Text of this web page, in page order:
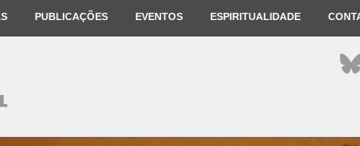
PUBLICAÇÕES EVENTOS ESPIRITUALIDADE